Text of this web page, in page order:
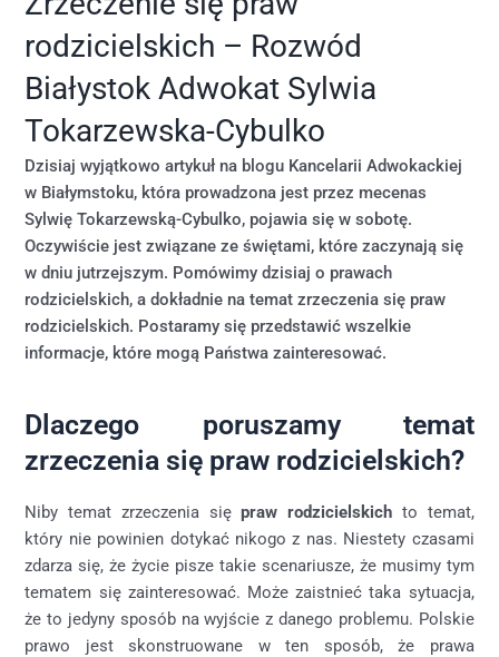
rodzicielskich – Rozwód
Białystok Adwokat Sylwia
Tokarzewska-Cybulko
Dzisiaj wyjątkowo artykuł na blogu Kancelarii Adwokackiej
w Białymstoku, która prowadzona jest przez mecenas
Sylwię Tokarzewską-Cybulko, pojawia się w sobotę.
Oczywiście jest związane ze świętami, które zaczynają się
w dniu jutrzejszym. Pomówimy dzisiaj o prawach
rodzicielskich, a dokładnie na temat zrzeczenia się praw
rodzicielskich. Postaramy się przedstawić wszelkie
informacje, które mogą Państwa zainteresować.
Dlaczego poruszamy temat
zrzeczenia się praw rodzicielskich?
Niby temat zrzeczenia siępraw rodzicielskich to temat,
który nie powinien dotykać nikogo z nas. Niestety czasami
zdarza się, że życie pisze takie scenariusze, że musimy tym
tematem się zainteresować. Może zaistnieć taka sytuacja,
że to jedyny sposób na wyjście z danego problemu. Polskie
prawo jest skonstruowane w ten sposób, że prawa